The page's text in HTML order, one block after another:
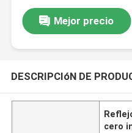
Mejor precio
DESCRIPCIóN DE
cero